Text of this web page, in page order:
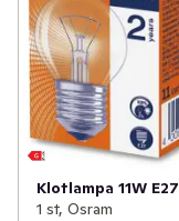
Klotlampa 11W E27
1 st, Osram